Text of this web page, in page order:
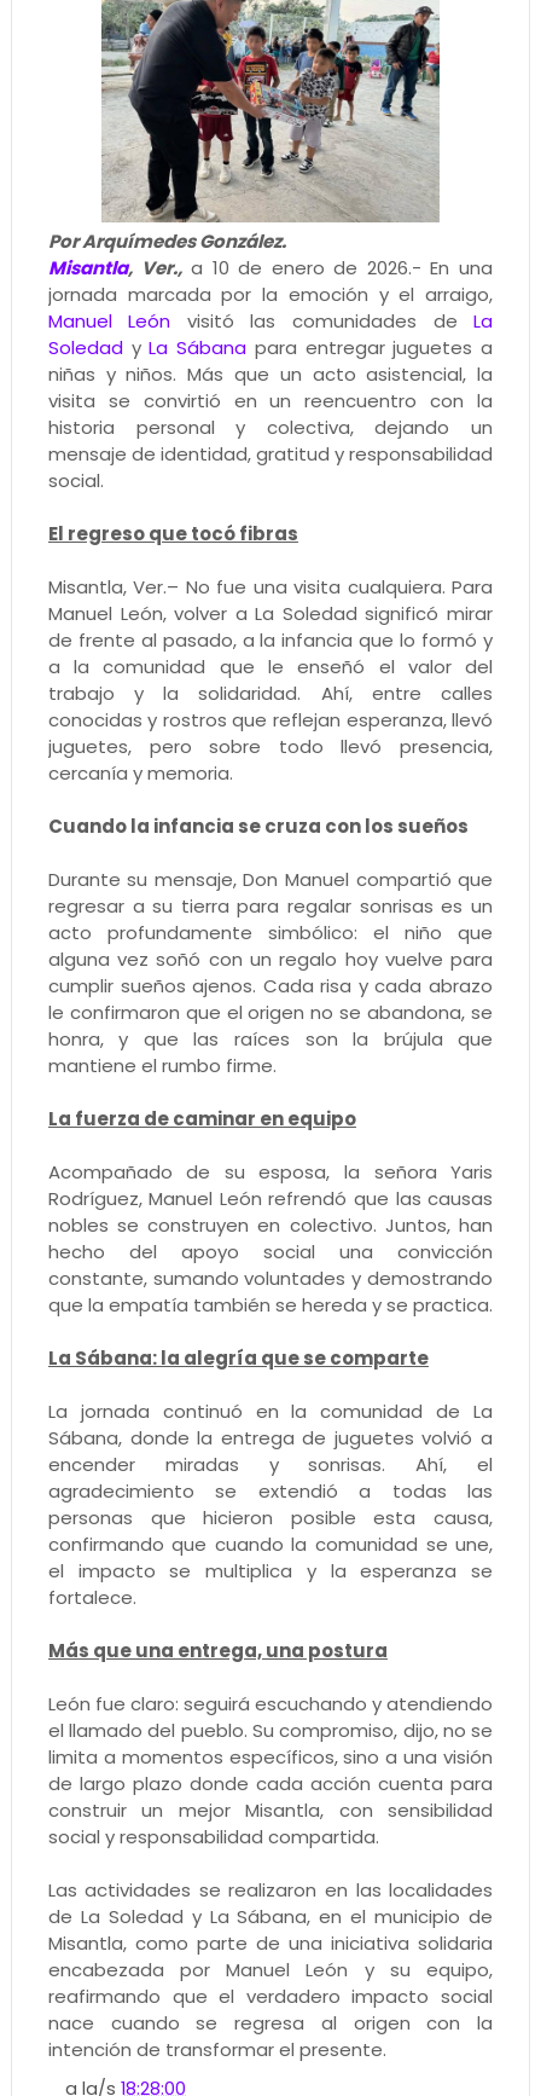
Por Arquímedes González.
Misantla, Ver.,a 10 de enero de 2026.- En una
jornada marcada por la emoción y el arraigo,
Manuel León visitó las comunidades deLa
SoledadyLa Sábana para entregar juguetes a
niñas y niños. Más que un acto asistencial, la
visita se convirtió en un reencuentro con la
historia personal y colectiva, dejando un
mensaje de identidad, gratitud y responsabilidad
social.
El regreso que tocó fibras
Misantla, Ver.– No fue una visita cualquiera. Para
Manuel León, volver a La Soledad significó mirar
de frente al pasado, a la infancia que lo formó y
a la comunidad que le enseñó el valor del
trabajo y la solidaridad. Ahí, entre calles
conocidas y rostros que reflejan esperanza, llevó
juguetes, pero sobre todo llevó presencia,
cercanía y memoria.
Cuando la infancia se cruza con los sueños
Durante su mensaje, Don Manuel compartió que
regresar a su tierra para regalar sonrisas es un
acto profundamente simbólico: el niño que
alguna vez soñó con un regalo hoy vuelve para
cumplir sueños ajenos. Cada risa y cada abrazo
le confirmaron que el origen no se abandona, se
honra, y que las raíces son la brújula que
mantiene el rumbo firme.
La fuerza de caminar en equipo
Acompañado de su esposa, la señora Yaris
Rodríguez, Manuel León refrendó que las causas
nobles se construyen en colectivo. Juntos, han
hecho del apoyo social una convicción
constante, sumando voluntades y demostrando
que la empatía también se hereda y se practica.
La Sábana: la alegría que se comparte
La jornada continuó en la comunidad de La
Sábana, donde la entrega de juguetes volvió a
encender miradas y sonrisas. Ahí, el
agradecimiento se extendió a todas las
personas que hicieron posible esta causa,
confirmando que cuando la comunidad se une,
el impacto se multiplica y la esperanza se
fortalece.
Más que una entrega, una postura
León fue claro: seguirá escuchando y atendiendo
el llamado del pueblo. Su compromiso, dijo, no se
limita a momentos específicos, sino a una visión
de largo plazo donde cada acción cuenta para
construir un mejor Misantla, con sensibilidad
social y responsabilidad compartida.
Las actividades se realizaron en las localidades
de La Soledad y La Sábana, en el municipio de
Misantla, como parte de una iniciativa solidaria
encabezada por Manuel León y su equipo,
reafirmando que el verdadero impacto social
nace cuando se regresa al origen con la
intención de transformar el presente.
a la/s18:28:00